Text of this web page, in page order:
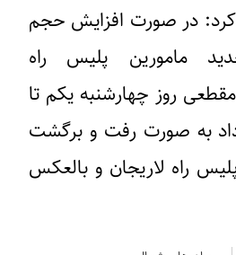
کرد: در صورت افزایش حجم
مامورین پلیس راه
روز چهارشنبه یکم تا
به صورت رفت و برگشت
راه لاریجان و بالعکس